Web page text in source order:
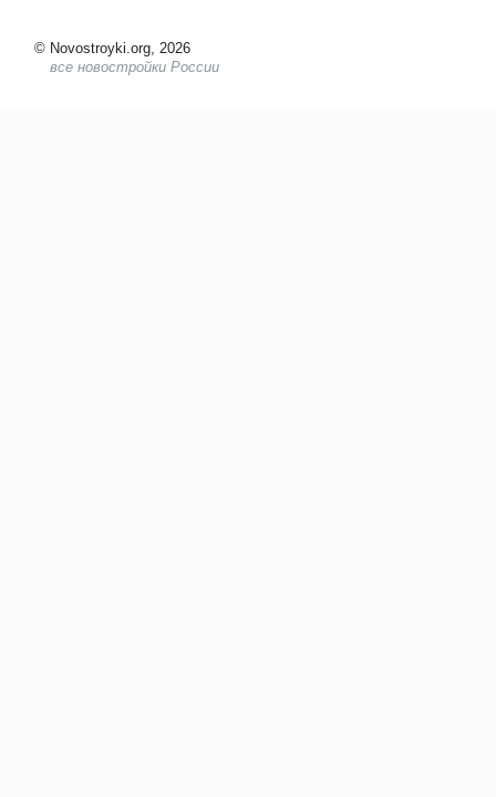
© Novostroyki.org, 2026
все новостройки России